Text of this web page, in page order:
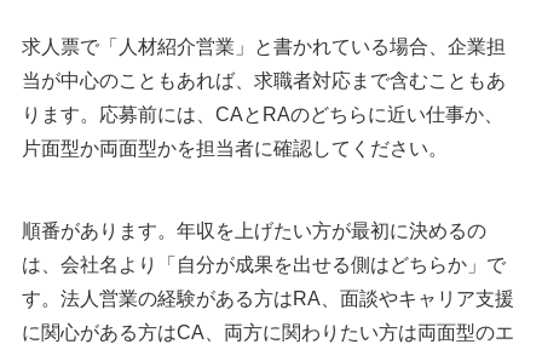
3：マイナビ転職エージェント
4：JACリクルートメント
5：パソナキャリア
執筆者・監修者のmotoについて
求人票で「人材紹介営業」と書かれている場合、企業担
当が中心のこともあれば、求職者対応まで含むこともあ
ります。応募前には、CAとRAのどちらに近い仕事か、
片面型か両面型かを担当者に確認してください。
順番があります。年収を上げたい方が最初に決めるの
は、会社名より「自分が成果を出せる側はどちらか」で
す。法人営業の経験がある方はRA、面談やキャリア支援
に関心がある方はCA、両方に関わりたい方は両面型のエ